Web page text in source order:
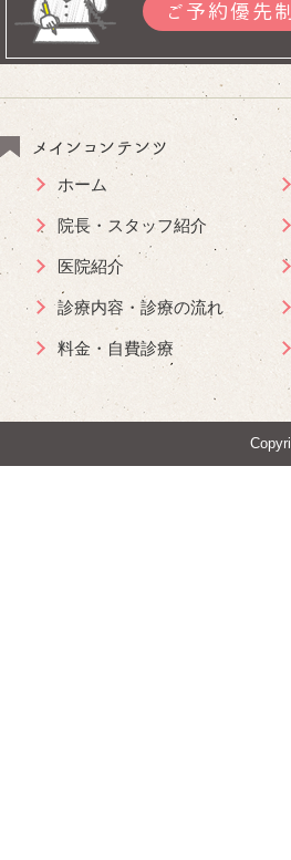
ご予約優先制
メインコンテンツ
ホーム
院長・スタッフ紹介
医院紹介
診療内容・診療の流れ
料金・自費診療